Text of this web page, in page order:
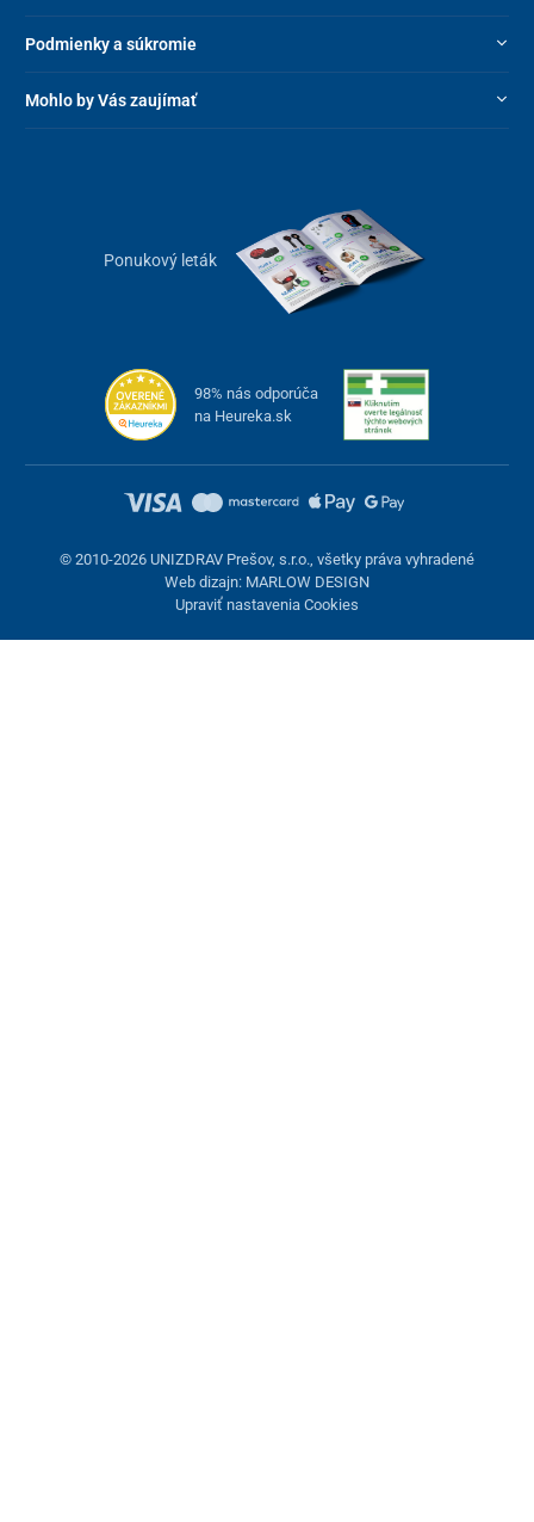
Podmienky a súkromie
Mohlo by Vás zaujímať
Ponukový leták
98% nás odporúča
na Heureka.sk
© 2010-2026 UNIZDRAV Prešov, s.r.o., všetky práva vyhradené
Web dizajn: MARLOW DESIGN
Upraviť nastavenia Cookies